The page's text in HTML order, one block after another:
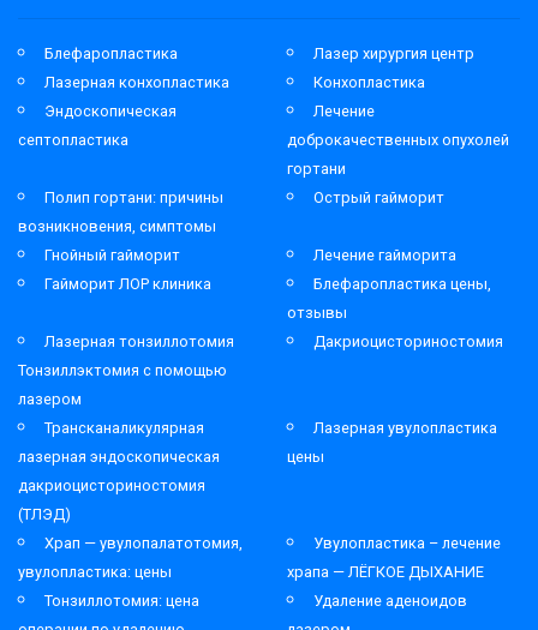
Блефаропластика
Лазер хирургия центр
Лазерная конхопластика
Конхопластика
Эндоскопическая
септопластика
Лечение
доброкачественных опухолей
гортани
Полип гортани: причины
возникновения, симптомы
Острый гайморит
Гнойный гайморит
Лечение гайморита
Гайморит ЛОР клиника
Блефаропластика цены,
отзывы
Лазерная тонзиллотомия
Тонзиллэктомия с помощью
лазером
Дакриоцисториностомия
Трансканаликулярная
лазерная эндоскопическая
дакриоцисториностомия
(ТЛЭД)
Лазерная увулопластика
цены
Храп — увулопалатотомия,
увулопластика: цены
Увулопластика – лечение
храпа — ЛЁГКОЕ ДЫХАНИЕ
Тонзиллотомия: цена
Удаление аденоидов